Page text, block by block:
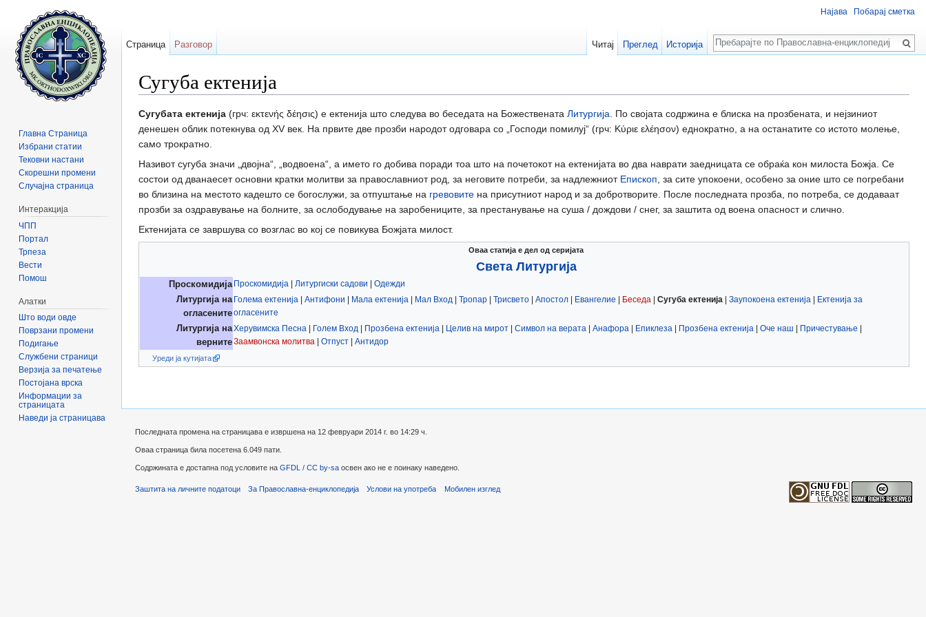
Сугуба ектенија
Сугубата ектенија (грч: εκτενής δέησις) е ектенија што следува во беседата на Божествената Литургија. По својата содржина е блиска на прозбената, и нејзиниот
денешен облик потекнува од XV век. На првите две прозби народот одговара со „Господи помилуј“ (грч: Κύριε ελέησον) еднократно, а на останатите со истото молење,
само трократно.
Називот сугуба значи „двојна“, „водвоена“, а името го добива поради тоа што на почетокот на ектенијата во два наврати заедницата се обраќа кон милоста Божја. Се
состои од дванаесет основни кратки молитви за православниот род, за неговите потреби, за надлежниот Епископ, за сите упокоени, особено за оние што се погребани
во близина на местото кадешто се богослужи, за отпуштање на гревовите на присутниот народ и за добротворите. После последната прозба, по потреба, се додаваат
прозби за оздравување на болните, за ослободување на заробениците, за престанување на суша / дождови / снег, за заштита од воена опасност и слично.
Ектенијата се завршува со возглас во кој се повикува Божјата милост.
Оваа статија е дел од серијата
Света Литургија
Проскомидија Проскомидија Литургиски садови
Одежди
Литургија на
огласените
Голема ектенија Антифони Мала ектенија Мал Вход Тропар Трисвето Апостол Евангелие Беседа Сугуба ектенија Заупокоена ектенија
Ектенија за
огласените
Литургија на
верните
Херувимска Песна Голем Вход Прозбена ектенија Целив на мирот Символ на верата Анафора Епиклеза Прозбена ектенија Оче наш Причестување
Заамвонска молитва
Отпуст Антидор
Уреди ја кутијата
Најава Побарај сметка
Страница Разговор Читај Преглед Историја
Пребарај
Главна Страница
Избрани статии
Тековни настани
Скорешни промени
Случајна страница
Интеракција
ЧПП
Портал
Трпеза
Вести
Помош
Алатки
Што води овде
Поврзани промени
Подигање
Службени страници
Верзија за печатење
Постојана врска
Информации за
страницата
Наведи ја страницава
Последната промена на страницава е извршена на 12 февруари 2014 г. во 14:29 ч.
Оваа страница била посетена 6.049 пати.
Содржината е достапна под условите на GFDL / CC by-sa освен ако не е поинаку наведено.
Заштита на личните податоци За Православна-енциклопедија Услови на употреба Мобилен изглед